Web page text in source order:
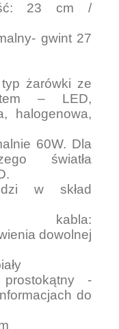
23 cm /
gwint 27
żarówki ze
– LED,
halogenowa,
60W. Dla
światła
w skład
dowolnej
-
do